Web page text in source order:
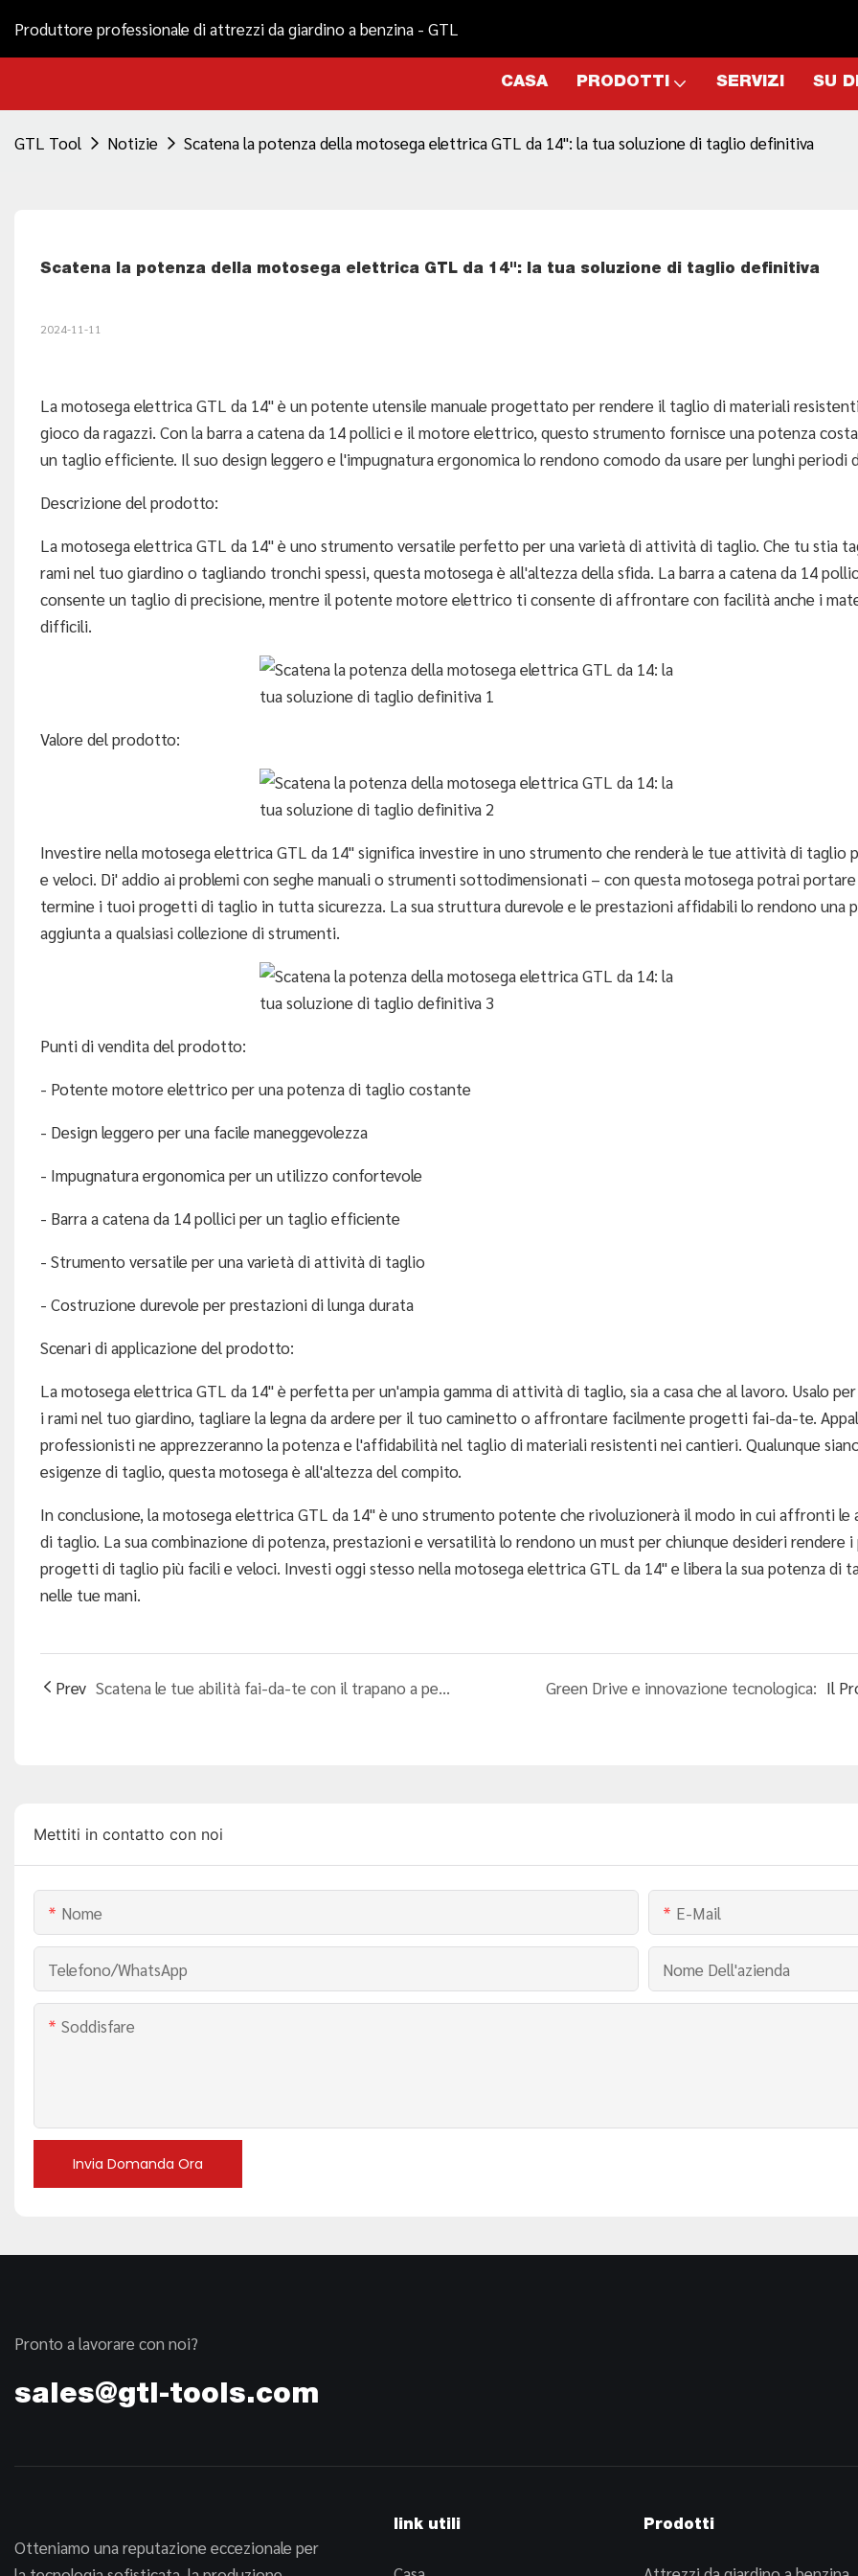
Produttore professionale di attrezzi da giardino a benzina - GTL
CASA PRODOTTI SERVIZI SU
GTL Tool Notizie Scatena la potenza della motosega elettrica GTL da 14": la tua soluzione di taglio definitiva
Scatena la potenza della motosega elettrica GTL da 14": la tua soluzione di taglio definitiva
2024-11-11
La motosega elettrica GTL da 14" è un potente utensile manuale progettato per rendere il taglio di materiali
gioco da ragazzi. Con la barra a catena da 14 pollici e il motore elettrico, questo strumento fornisce una potenza
un taglio efficiente. Il suo design leggero e l'impugnatura ergonomica lo rendono comodo da usare per lunghi periodi
Descrizione del prodotto:
La motosega elettrica GTL da 14" è uno strumento versatile perfetto per una varietà di attività di taglio. Che tu stia
rami nel tuo giardino o tagliando tronchi spessi, questa motosega è all'altezza della sfida. La barra a catena da 14
consente un taglio di precisione, mentre il potente motore elettrico ti consente di affrontare con facilità anche i
difficili.
Valore del prodotto:
Investire nella motosega elettrica GTL da 14" significa investire in uno strumento che renderà le tue attività di taglio
e veloci. Di' addio ai problemi con seghe manuali o strumenti sottodimensionati – con questa motosega potrai portare
termine i tuoi progetti di taglio in tutta sicurezza. La sua struttura durevole e le prestazioni affidabili lo rendono una
aggiunta a qualsiasi collezione di strumenti.
Punti di vendita del prodotto:
- Potente motore elettrico per una potenza di taglio costante
- Design leggero per una facile maneggevolezza
- Impugnatura ergonomica per un utilizzo confortevole
- Barra a catena da 14 pollici per un taglio efficiente
- Strumento versatile per una varietà di attività di taglio
- Costruzione durevole per prestazioni di lunga durata
Scenari di applicazione del prodotto:
La motosega elettrica GTL da 14" è perfetta per un'ampia gamma di attività di taglio, sia a casa che al lavoro. Usalo
i rami nel tuo giardino, tagliare la legna da ardere per il tuo caminetto o affrontare facilmente progetti fai-da-te.
professionisti ne apprezzeranno la potenza e l'affidabilità nel taglio di materiali resistenti nei cantieri. Qualunque
esigenze di taglio, questa motosega è all'altezza del compito.
In conclusione, la motosega elettrica GTL da 14" è uno strumento potente che rivoluzionerà il modo in cui affronti
di taglio. La sua combinazione di potenza, prestazioni e versatilità lo rendono un must per chiunque desideri rendere
progetti di taglio più facili e veloci. Investi oggi stesso nella motosega elettrica GTL da 14" e libera la sua potenza di
nelle tue mani.
Prev Scatena le tue abilità fai-da-te con il trapano a percussione elettrico a percussione GTL 500W/650W da 13 mm Green Drive e innovazione tecnologica: Il
Mettiti in contatto con noi
Nome E-Mail
Telefono/WhatsApp Nome Dell'azienda
Soddisfare
Invia Domanda Ora
Pronto a lavorare con noi?
sales@gtl-tools.com
Otteniamo una reputazione eccezionale per
link utili Prodotti